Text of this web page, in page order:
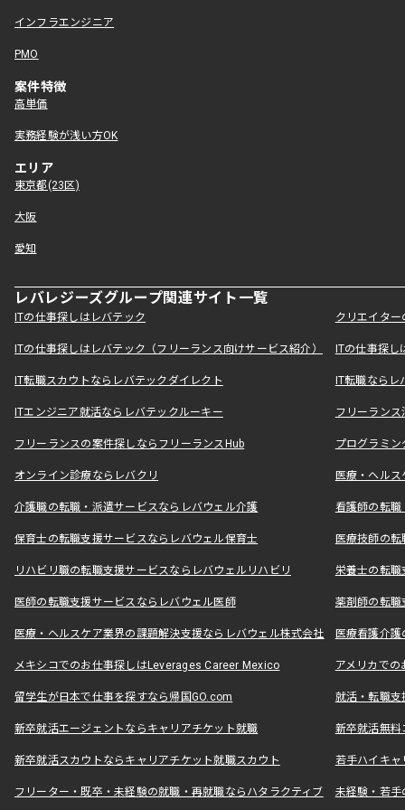
インフラエンジニア
PMO
案件特徴
高単価
実務経験が浅い方OK
エリア
東京都(23区)
大阪
愛知
レバレジーズグループ関連サイト一覧
ITの仕事探しはレバテック クリエイタ
ITの仕事探しはレバテック（フリーランス向けサービス紹介） ITの仕事探
IT転職スカウトならレバテックダイレクト IT転職なら
ITエンジニア就活ならレバテックルーキー フリーラン
フリーランスの案件探しならフリーランスHub プログラミ
オンライン診療ならレバクリ 医療・ヘル
介護職の転職・派遣サービスならレバウェル介護 看護師の転
保育士の転職支援サービスならレバウェル保育士 医療技師の
リハビリ職の転職支援サービスならレバウェルリハビリ 栄養士の転
医師の転職支援サービスならレバウェル医師 薬剤師の転
医療・ヘルスケア業界の課題解決支援ならレバウェル株式会社 医療看護介
メキシコでのお仕事探しはLeverages Career Mexico アメリカで
留学生が日本で仕事を探すなら帰国GO.com 就活・転職
新卒就活エージェントならキャリアチケット就職 新卒就活無料
新卒就活スカウトならキャリアチケット就職スカウト 若手ハイキ
フリーター・既卒・未経験の就職・再就職ならハタラクティブ 未経験・若手